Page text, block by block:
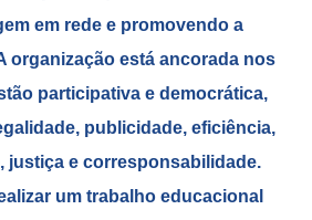
em rede e promovendo a
organização está ancorada nos
participativa e democrática,
publicidade, eficiência,
justiça e corresponsabilidade.
um trabalho educacional